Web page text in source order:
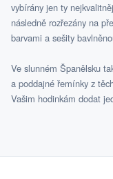
vybírány jen ty
následně rozřezány na
barvami a sešity
Ve slunném Španělsku
a poddajné řemínky z
Vašim hodinkám dodat